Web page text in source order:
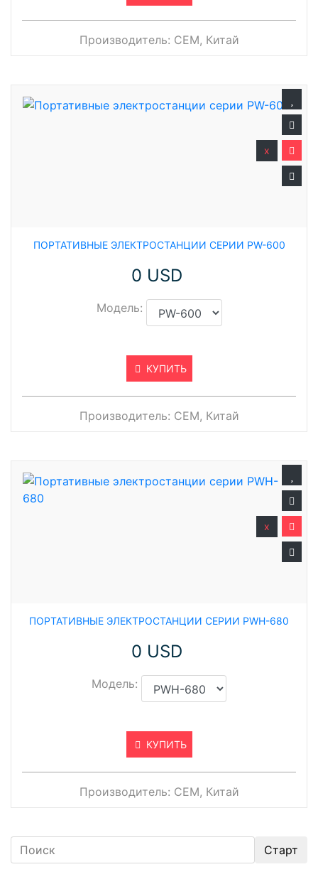
Производитель: CEM, Китай
ПОРТАТИВНЫЕ ЭЛЕКТРОСТАНЦИИ СЕРИИ PW-600
0 USD
Модель:
КУПИТЬ
x
Производитель: CEM, Китай
ПОРТАТИВНЫЕ ЭЛЕКТРОСТАНЦИИ СЕРИИ PWH-680
0 USD
Модель:
КУПИТЬ
x
Производитель: CEM, Китай